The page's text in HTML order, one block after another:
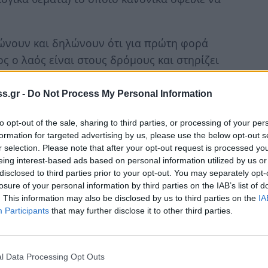
- Do Not Process My Personal Information
opt-out of the sale, sharing to third parties, or processing of your
for targeted advertising by us, please use the below opt-out
selection. Please note that after your opt-out request is processed
interest-based ads based on personal information utilized by us
to third parties prior to your opt-out. You may separately
of your personal information by third parties on the IAB’s list of
This information may also be disclosed by us to third parties on the
Participants that may further disclose it to other third parties.
Data Processing Opt Outs
και δηλώνουν ότι για πρώτη φορά
λαός είναι στους δρόμους και στηρίζει
να πουληθούν από τους αγροτοπατέρες,
να αποτελούν κυβερνητική πελατεία
αγρότες.
μέχρι τέλους, υποστηρίζουν κάποιοι αν και
το κλείσιμο των δρόμων. Ίσως, λένε το
γλίτωνε αγρότες και πολίτες από
απευθύνει έμμετρο αιχμηρό μήνυμα